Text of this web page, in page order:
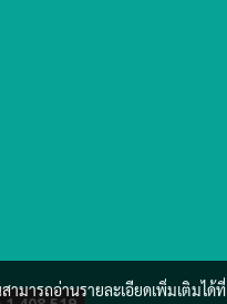
มารถอ่านรายละเอียดเพิ่มเติมได้ที่